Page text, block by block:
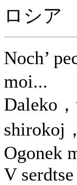
ロシ
Noch’
moi...
Daleko
shirokoj，
Ogonek
V